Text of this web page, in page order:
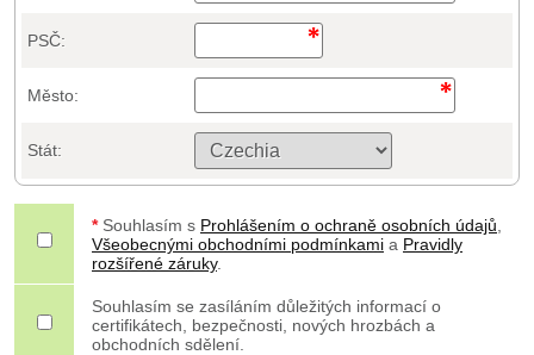
PSČ:
Město:
Stát:
* Souhlasím s Prohlášením o ochraně osobních údajů
Všeobecnými obchodními podmínkami a Pravidly
rozšířené záruky.
Souhlasím se zasíláním důležitých informací o
certifikátech, bezpečnosti, nových hrozbách a
obchodních sdělení.